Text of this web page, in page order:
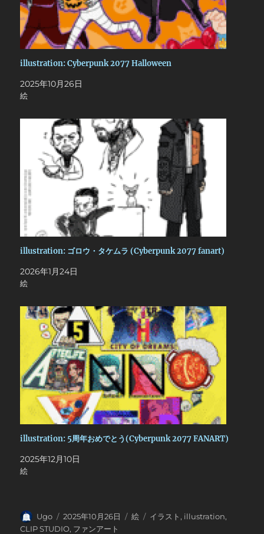
illustration: Cyberpunk 2077 Halloween
2025年10月26日
絵
illustration: ゴロウ・タケムラ (Cyberpunk 2077 fanart)
2026年1月24日
絵
illustration: 5周年おめでとう(Cyberpunk 2077 FANART)
2025年12月10日
絵
投
稿
Ugo
投
稿
2025年10月26日
カ
絵
タ
イラスト, illustration,
CLIP STUDIO, ファンアート